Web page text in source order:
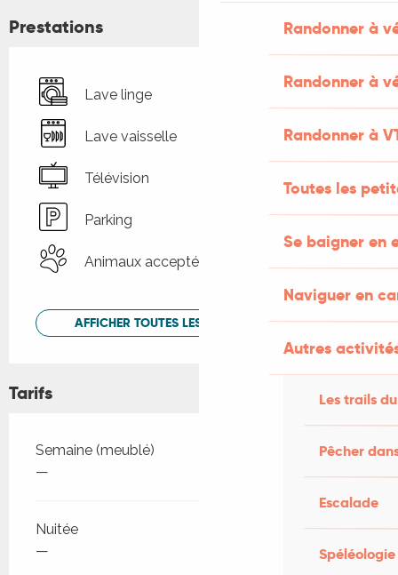
Randonner à
Randonner à
Randonner à
Toutes les
Se baigner en
Naviguer en
Autres
Les trails
Pêcher
Escalade
Spéléologie
Prestations
Lave linge
Lave vaisselle
Télévision
Parking
Animaux acceptés
AFFICHER TOUTES LES PRESTATIONS
Tarifs
Tarifs 2026
Semaine (meublé)
—
Nuitée
—